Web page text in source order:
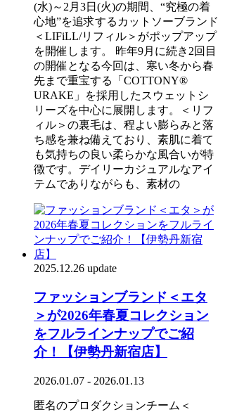
(水)～2月3日(火)の期間、“究極の着
心地”を追求するカットソーブランド
＜LIFiLL/リフィル＞がポップアップ
を開催します。 昨年9月に続き2回目
の開催となる今回は、寒い冬から春
先まで重宝する「COTTONY®
URAKE」を採用したスウェットシ
リーズを中心に展開します。＜リフ
ィル＞の裏毛は、程よい膨らみと落
ち感を兼ね備えており、素肌に着て
も気持ちの良い柔らかな風合いが特
徴です。デイリーカジュアルなアイ
テムでありながらも、素材の
2025.12.26 update
ファッションブランド＜エタ
＞が2026年春夏コレクション
をフルラインナップでご紹
介！【伊勢丹新宿店】
2026.01.07 - 2026.01.13
匿名のプロダクションチーム＜